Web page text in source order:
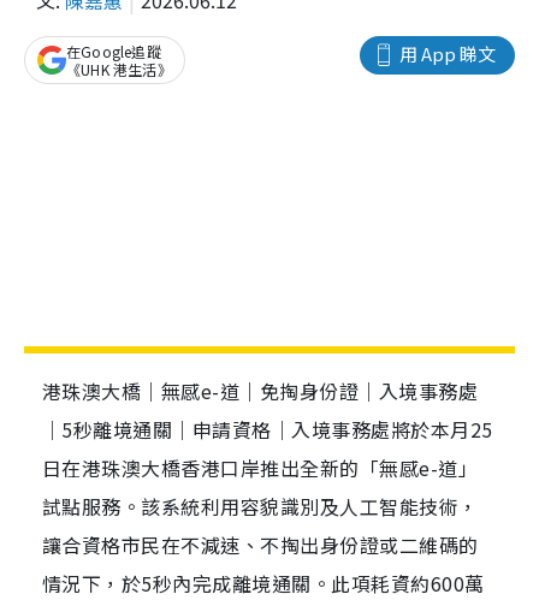
用 App 睇文
在Google追蹤
《UHK 港生活》
港珠澳大橋｜無感e-道｜免掏身份證｜入境事務處
｜5秒離境通關｜申請資格｜入境事務處將於本月25
日在港珠澳大橋香港口岸推出全新的「無感e-道」
試點服務。該系統利用容貌識別及人工智能技術，
讓合資格市民在不減速、不掏出身份證或二維碼的
情況下，於5秒內完成離境通關。此項耗資約600萬